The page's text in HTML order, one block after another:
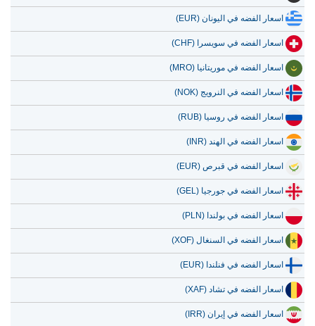
اسعار الفضه في اليونان (EUR)
اسعار الفضه في سويسرا (CHF)
اسعار الفضه في موريتانيا (MRO)
اسعار الفضه في النرويج (NOK)
اسعار الفضه في روسيا (RUB)
اسعار الفضه في الهند (INR)
اسعار الفضه في قبرص (EUR)
اسعار الفضه في جورجيا (GEL)
اسعار الفضه في بولندا (PLN)
اسعار الفضه في السنغال (XOF)
اسعار الفضه في فنلندا (EUR)
اسعار الفضه في تشاد (XAF)
اسعار الفضه في إيران (IRR)